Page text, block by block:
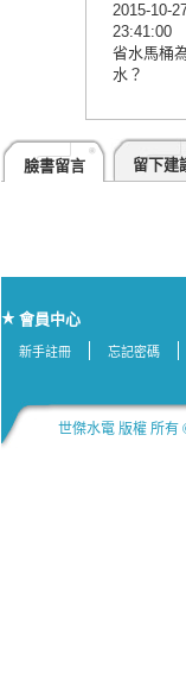
2015-10-
23:41:00
省水馬桶
水？
臉書留言 留下建
會員中心
新手註冊 忘記密碼
世傑水電 版權 所